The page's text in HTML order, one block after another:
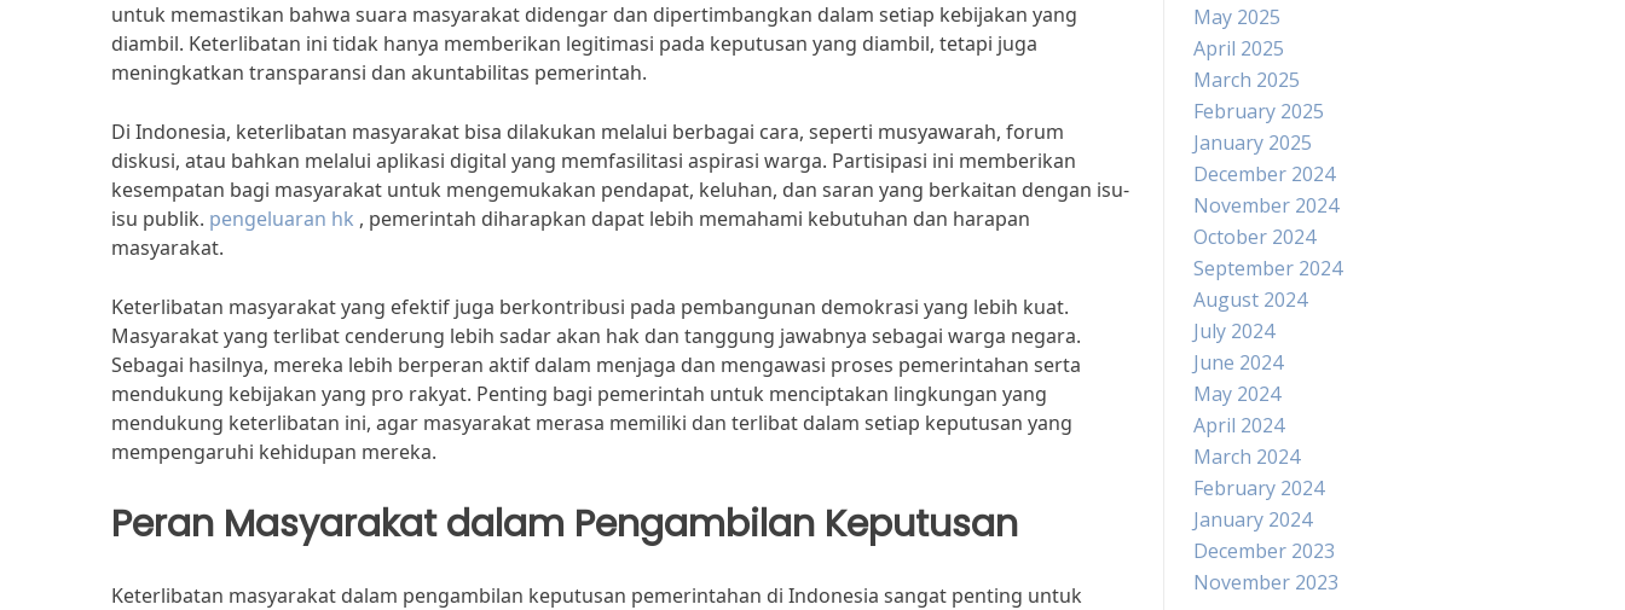
untuk memastikan bahwa suara masyarakat didengar dan dipertimbangkan dalam setiap kebijakan yang
diambil. Keterlibatan ini tidak hanya memberikan legitimasi pada keputusan yang diambil, tetapi juga
meningkatkan transparansi dan akuntabilitas pemerintah.
Di Indonesia, keterlibatan masyarakat bisa dilakukan melalui berbagai cara, seperti musyawarah, forum
diskusi, atau bahkan melalui aplikasi digital yang memfasilitasi aspirasi warga. Partisipasi ini memberikan
kesempatan bagi masyarakat untuk mengemukakan pendapat, keluhan, dan saran yang berkaitan dengan isu-
isu publik. pengeluaran hk , pemerintah diharapkan dapat lebih memahami kebutuhan dan harapan
masyarakat.
Keterlibatan masyarakat yang efektif juga berkontribusi pada pembangunan demokrasi yang lebih kuat.
Masyarakat yang terlibat cenderung lebih sadar akan hak dan tanggung jawabnya sebagai warga negara.
Sebagai hasilnya, mereka lebih berperan aktif dalam menjaga dan mengawasi proses pemerintahan serta
mendukung kebijakan yang pro rakyat. Penting bagi pemerintah untuk menciptakan lingkungan yang
mendukung keterlibatan ini, agar masyarakat merasa memiliki dan terlibat dalam setiap keputusan yang
mempengaruhi kehidupan mereka.
Peran Masyarakat dalam Pengambilan Keputusan
Keterlibatan masyarakat dalam pengambilan keputusan pemerintahan di Indonesia sangat penting untuk
May 2025
April 2025
March 2025
February 2025
January 2025
December 2024
November 2024
October 2024
September 2024
August 2024
July 2024
June 2024
May 2024
April 2024
March 2024
February 2024
January 2024
December 2023
November 2023